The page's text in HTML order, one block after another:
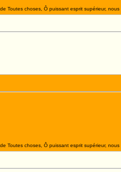
Toutes choses, Ô puissant esprit supérieur, nous
Toutes choses, Ô puissant esprit supérieur, nous